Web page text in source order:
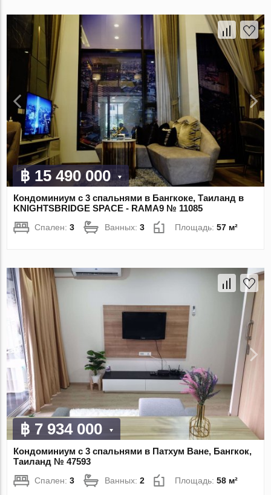
฿ 15 490 000
Кондоминиум с 3 спальнями в Бангкоке, Таиланд в
KNIGHTSBRIDGE SPACE - RAMA9 № 11085
Спален:3 Ванных:3 Площадь:57 м²
฿ 7 934 000
Кондоминиум с 3 спальнями в Патхум Ване, Бангкок,
Таиланд № 47593
Спален:3 Ванных:2 Площадь:58 м²